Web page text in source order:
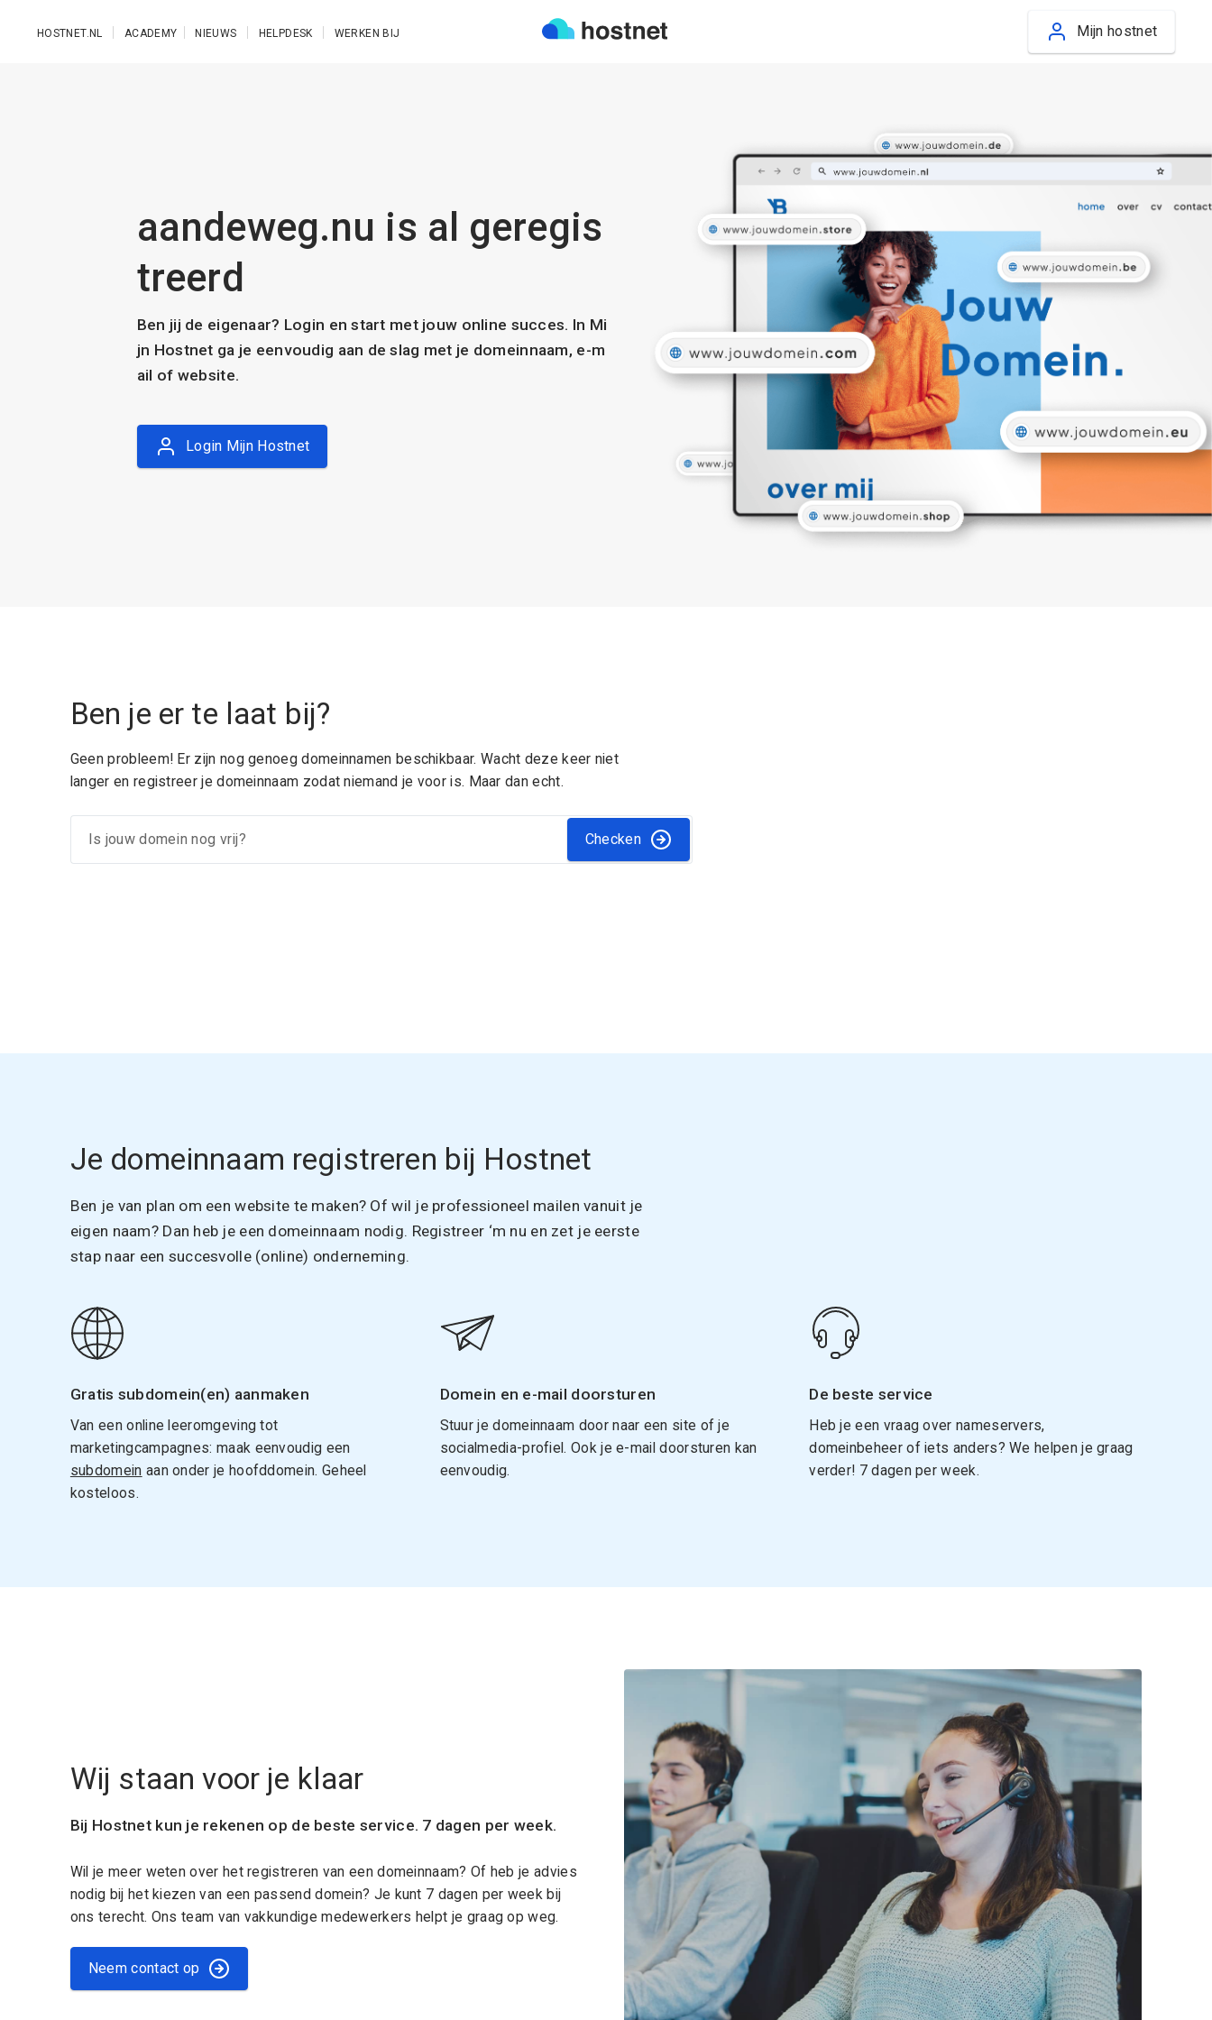
HOSTNET.NL ACADEMY NIEUWS HELPDESK WERKEN BIJ Mijn hostnet
aandeweg.nu is al geregis
treerd
Ben jij de eigenaar? Login en start met jouw online succes. In Mi
jn Hostnet ga je eenvoudig aan de slag met je domeinnaam, e-m
ail of website.
Login Mijn Hostnet
Ben je er te laat bij?
Geen probleem! Er zijn nog genoeg domeinnamen beschikbaar. Wacht deze keer niet
langer en registreer je domeinnaam zodat niemand je voor is. Maar dan echt.
Checken
Je domeinnaam registreren bij Hostnet
Ben je van plan om een website te maken? Of wil je professioneel mailen vanuit je
eigen naam? Dan heb je een domeinnaam nodig. Registreer ‘m nu en zet je eerste
stap naar een succesvolle (online) onderneming.
Gratis subdomein(en) aanmaken
Van een online leeromgeving tot
marketingcampagnes: maak eenvoudig een
subdomein aan onder je hoofddomein. Geheel
kosteloos.
Domein en e-mail doorsturen
Stuur je domeinnaam door naar een site of je
socialmedia-profiel. Ook je e-mail doorsturen kan
eenvoudig.
De beste service
Heb je een vraag over nameservers,
domeinbeheer of iets anders? We helpen je graag
verder! 7 dagen per week.
Wij staan voor je klaar
Bij Hostnet kun je rekenen op de beste service. 7 dagen per week.
Wil je meer weten over het registreren van een domeinnaam? Of heb je advies
nodig bij het kiezen van een passend domein? Je kunt 7 dagen per week bij
ons terecht. Ons team van vakkundige medewerkers helpt je graag op weg.
Neem contact op